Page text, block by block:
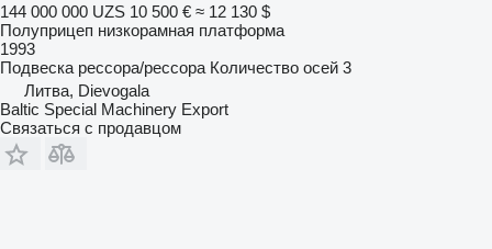
144 000 000 UZS 10 500 € ≈ 12 130 $
Полуприцеп низкорамная платформа
1993
Подвеска рессора/рессора Количество осей 3
Литва, Dievogala
Baltic Special Machinery Export
Связаться с продавцом